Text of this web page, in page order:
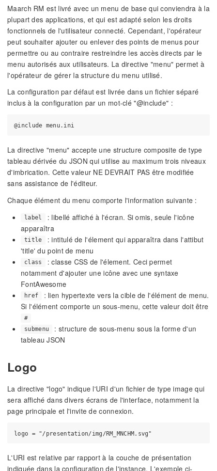
Maarch RM est livré avec un menu de base qui conviendra à la
plupart des applications, et qui est adapté selon les droits
fonctionnels de l'utilisateur connecté. Cependant, l'opérateur
peut souhaiter ajouter ou enlever des points de menus pour
permettre ou au contraire restreindre les accès directs par le
menu autorisés aux utilisateurs. La directive "menu" permet à
l'opérateur de gérer la structure du menu utilisé.
La configuration par défaut est livrée dans un fichier séparé
inclus à la configuration par un mot-clé "@include" :
La directive "menu" accepte une structure composite de type
tableau dérivée du JSON qui utilise au maximum trois niveaux
d'imbrication. Cette valeur NE DEVRAIT PAS être modifiée
sans assistance de l'éditeur.
Chaque élément du menu comporte l'information suivante :
label
: libellé affiché à l'écran. Si omis, seule l'icône
apparaîtra
title
: intitulé de l'élement qui apparaîtra dans l'attibut
'title' du point de menu
class
: classe CSS de l'élement. Ceci permet
notamment d'ajouter une icône avec une syntaxe
FontAwesome
href
: lien hypertexte vers la cible de l'élément de menu.
Si l'élément comporte un sous-menu, cette valeur doit être
#
submenu
: structure de sous-menu sous la forme d'un
tableau JSON
Logo
La directive "logo" indique l'URI d'un fichier de type image qui
sera affiché dans divers écrans de l'interface, notamment la
page principale et l'invite de connexion.
L'URI est relative par rapport à la couche de présentation
indiquée dans la configuration de l'instance. L'exemple ci-